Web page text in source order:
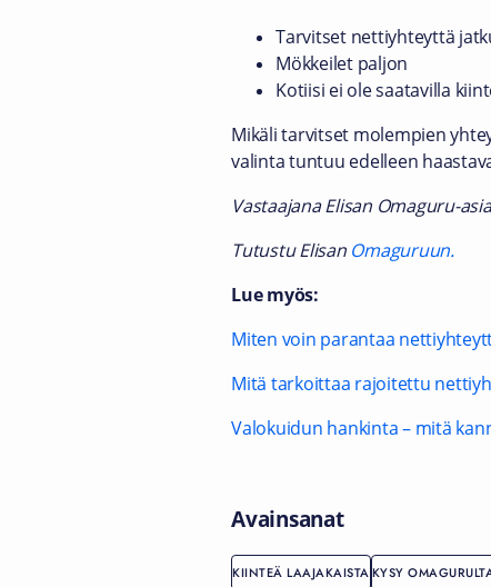
Tarvitset nettiyhteyttä
Mökkeilet paljon
Kotiisi ei ole saatavilla
Mikäli tarvitset molempien
valinta tuntuu edelleen
Vastaajana Elisan Omaguru-
Tutustu Elisan Omaguruun.
Lue myös:
Miten voin parantaa
Mitä tarkoittaa rajoitettu
Valokuidun hankinta – mitä
Avainsanat
KIINTEÄ LAAJAKAISTAKYSY